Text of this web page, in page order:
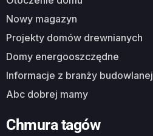
Nowy magazyn
Projekty domów drewnianych
Domy energooszczędne
Informacje z branży budowlanej
Abc dobrej mamy
Chmura tagów